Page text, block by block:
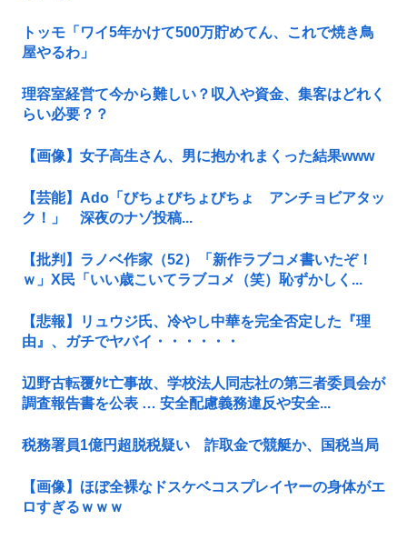
トッモ「ワイ5年かけて500万貯めてん、これで焼き鳥
屋やるわ」
理容室経営て今から難しい？収入や資金、集客はどれく
らい必要？？
【画像】女子高生さん、男に抱かれまくった結果www
【芸能】Ado「びちょびちょびちょ アンチョビアタッ
ク！」 深夜のナゾ投稿...
【批判】ラノベ作家（52）「新作ラブコメ書いたぞ！
ｗ」X民「いい歳こいてラブコメ（笑）恥ずかしく...
【悲報】リュウジ氏、冷やし中華を完全否定した『理
由』、ガチでヤバイ・・・・・・
辺野古転覆ﾀﾋ亡事故、学校法人同志社の第三者委員会が
調査報告書を公表 … 安全配慮義務違反や安全...
税務署員1億円超脱税疑い 詐取金で競艇か、国税当局
【画像】ほぼ全裸なドスケベコスプレイヤーの身体がエ
ロすぎるｗｗｗ